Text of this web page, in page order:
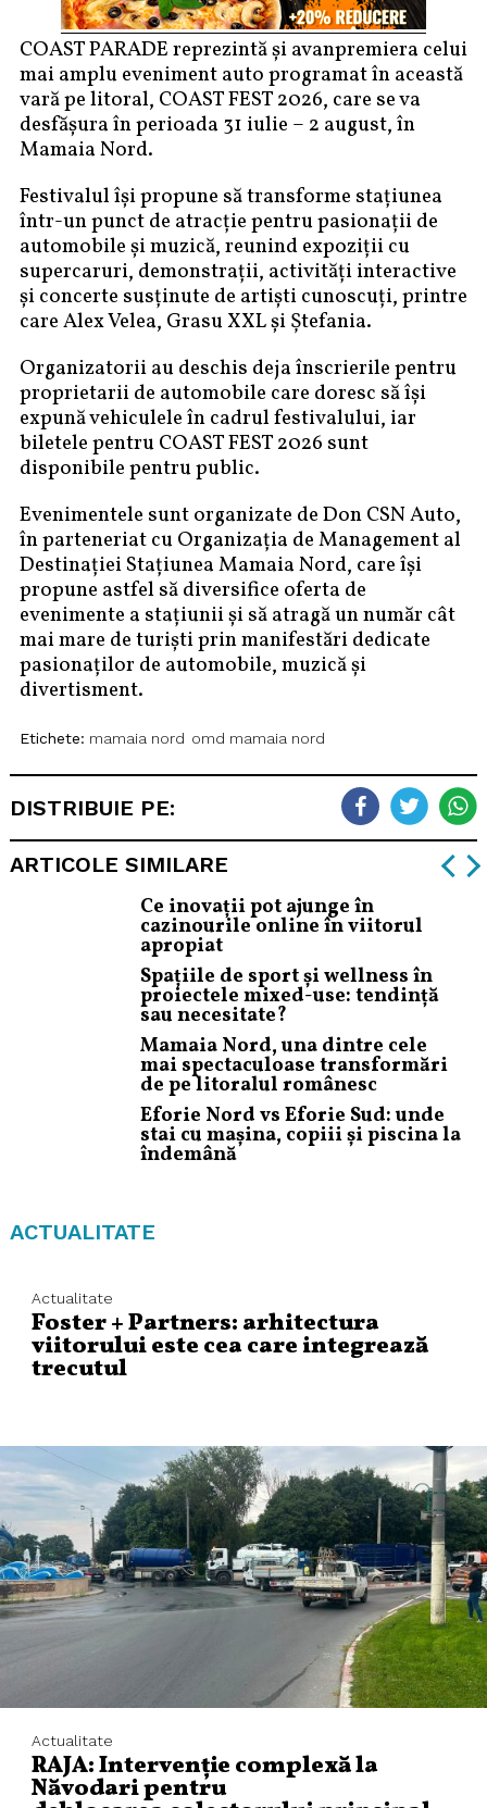
COAST PARADE reprezintă și avanpremiera celui
mai amplu eveniment auto programat în această
vară pe litoral, COAST FEST 2026, care se va
desfășura în perioada 31 iulie – 2 august, în
Mamaia Nord.
Festivalul își propune să transforme stațiunea
într-un punct de atracție pentru pasionații de
automobile și muzică, reunind expoziții cu
supercaruri, demonstrații, activități interactive
și concerte susținute de artiști cunoscuți, printre
care Alex Velea, Grasu XXL și Ștefania.
Organizatorii au deschis deja înscrierile pentru
proprietarii de automobile care doresc să își
expună vehiculele în cadrul festivalului, iar
biletele pentru COAST FEST 2026 sunt
disponibile pentru public.
Evenimentele sunt organizate de Don CSN Auto,
în parteneriat cu Organizația de Management al
Destinației Stațiunea Mamaia Nord, care își
propune astfel să diversifice oferta de
evenimente a stațiunii și să atragă un număr cât
mai mare de turiști prin manifestări dedicate
pasionaților de automobile, muzică și
divertisment.
Etichete: mamaia nord omd mamaia nord
DISTRIBUIE PE:
ARTICOLE SIMILARE
Ce inovații pot ajunge în
cazinourile online în viitorul
apropiat
Spațiile de sport și wellness în
proiectele mixed-use: tendință
sau necesitate?
Mamaia Nord, una dintre cele
mai spectaculoase transformări
de pe litoralul românesc
Eforie Nord vs Eforie Sud: unde
stai cu mașina, copiii și piscina la
îndemână
ACTUALITATE
Actualitate
Foster + Partners: arhitectura
viitorului este cea care integrează
trecutul
Actualitate
RAJA: Intervenție complexă la
Năvodari pentru